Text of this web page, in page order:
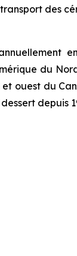
des
du
ouest du
depuis